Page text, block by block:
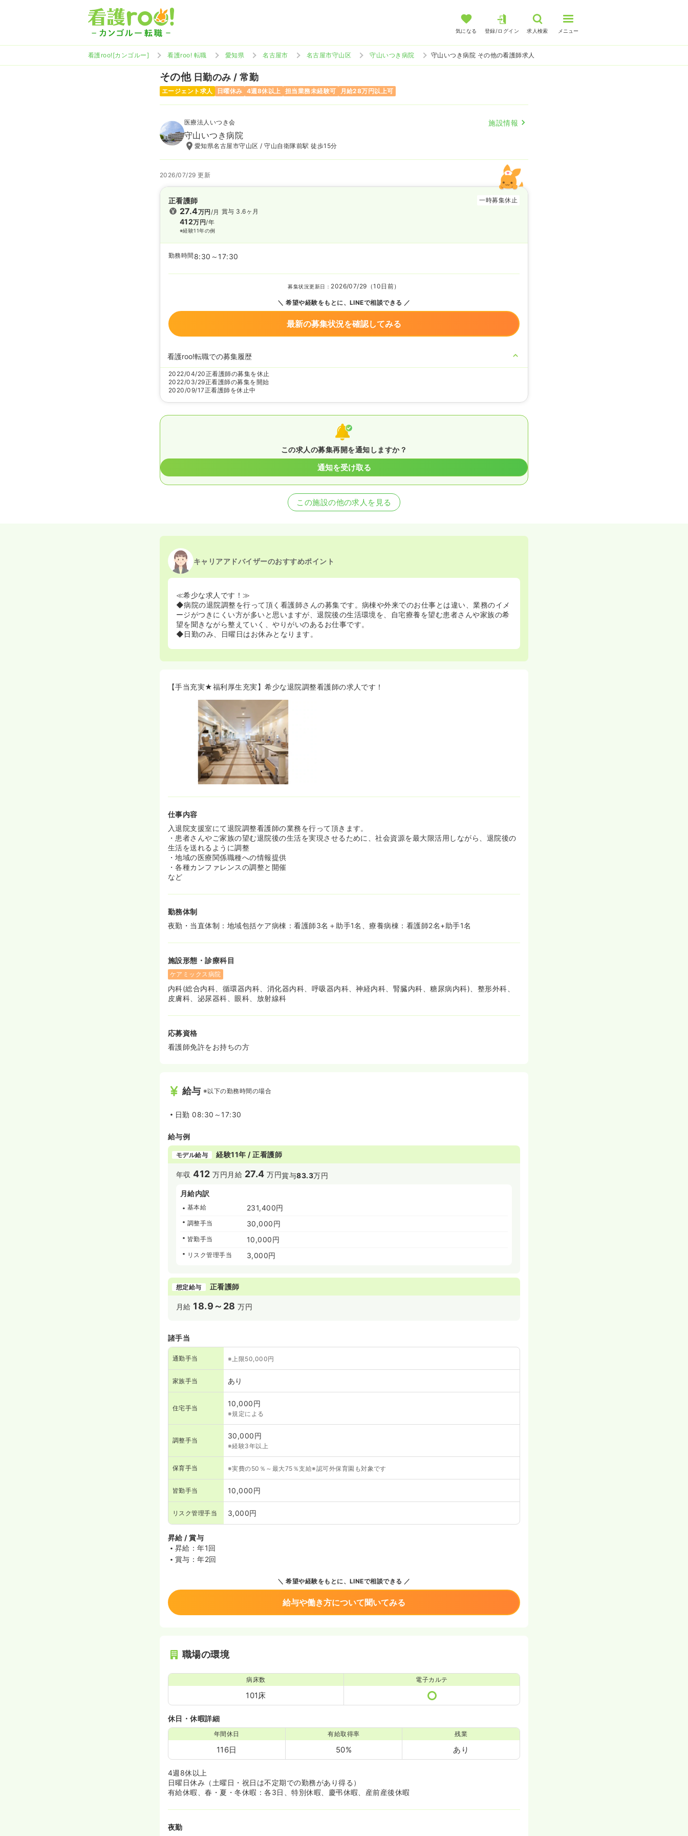
気になる 登録/ログイン 求人検索 メニュー
看護roo![カンゴルー] 看護roo! 転職 愛知県 名古屋市 名古屋市守山区 守山いつき病院 守山いつき病院 その他の看護師求人
その他日勤のみ / 常勤
エージェント求人 日曜休み 4週8休以上 担当業務未経験可 月給28万円以上可
医療法人いつき会 施設情報
守山いつき病院
愛知県名古屋市守山区 / 守山自衛隊前駅 徒歩15分
2026/07/29 更新
正看護師 一時募集休止
27.4万円/月
412万円/年
※経験11年の例
賞与 3.6ヶ月
勤務時間 8:30～17:30
募集状況更新日： 2026/07/29（10日前）
希望や経験をもとに、LINEで相談できる
最新の募集状況を確認してみる
看護roo!転職での募集履歴
2022/04/20正看護師の募集を休止
2022/03/29正看護師の募集を開始
2020/09/17正看護師を休止中
この求人の募集再開を通知しますか？
通知を受け取る
この施設の他の求人を見る
キャリアアドバイザーのおすすめポイント
≪希少な求人です！≫
◆病院の退院調整を行って頂く看護師さんの募集です。病棟や外来でのお仕事とは違い、業務のイメ
ージがつきにくい方が多いと思いますが、退院後の生活環境を、自宅療養を望む患者さんや家族の希
望を聞きながら整えていく、やりがいのあるお仕事です。
◆日勤のみ、日曜日はお休みとなります。
【手当充実★福利厚生充実】希少な退院調整看護師の求人です！
仕事内容
入退院支援室にて退院調整看護師の業務を行って頂きます。
・患者さんやご家族の望む退院後の生活を実現させるために、社会資源を最大限活用しながら、退院後の
生活を送れるように調整
・地域の医療関係職種への情報提供
・各種カンファレンスの調整と開催
など
勤務体制
夜勤・当直体制：地域包括ケア病棟：看護師3名＋助手1名、療養病棟：看護師2名+助手1名
施設形態・診療科目
ケアミックス病院
内科(総合内科、循環器内科、消化器内科、呼吸器内科、神経内科、腎臓内科、糖尿病内科)、整形外科、
皮膚科、泌尿器科、眼科、放射線科
応募資格
看護師免許をお持ちの方
給与 ※以下の勤務時間の場合
日勤 08:30～17:30
給与例
モデル給与 経験11年 / 正看護師
年収412 万円 月給 27.4 万円賞与83.3万円
月給内訳
基本給 231,400円
調整手当 30,000円
皆勤手当 10,000円
リスク管理手当 3,000円
想定給与 正看護師
月給 18.9～28 万円
諸手当
通勤手当 ※上限50,000円
家族手当 あり
住宅手当
10,000円
※規定による
調整手当
30,000円
※経験3年以上
保育手当 ※実費の50％～最大75％支給※認可外保育園も対象です
皆勤手当 10,000円
リスク管理手当 3,000円
昇給 / 賞与
昇給：年1回
賞与：年2回
希望や経験をもとに、LINEで相談できる
給与や働き方について聞いてみる
職場の環境
病床数
101床
電子カルテ
休日・休暇詳細
年間休日
116日
有給取得率
50%
残業
あり
4週8休以上
日曜日休み（土曜日・祝日は不定期での勤務があり得る）
有給休暇、春・夏・冬休暇：各3日、特別休暇、慶弔休暇、産前産後休暇
夜勤